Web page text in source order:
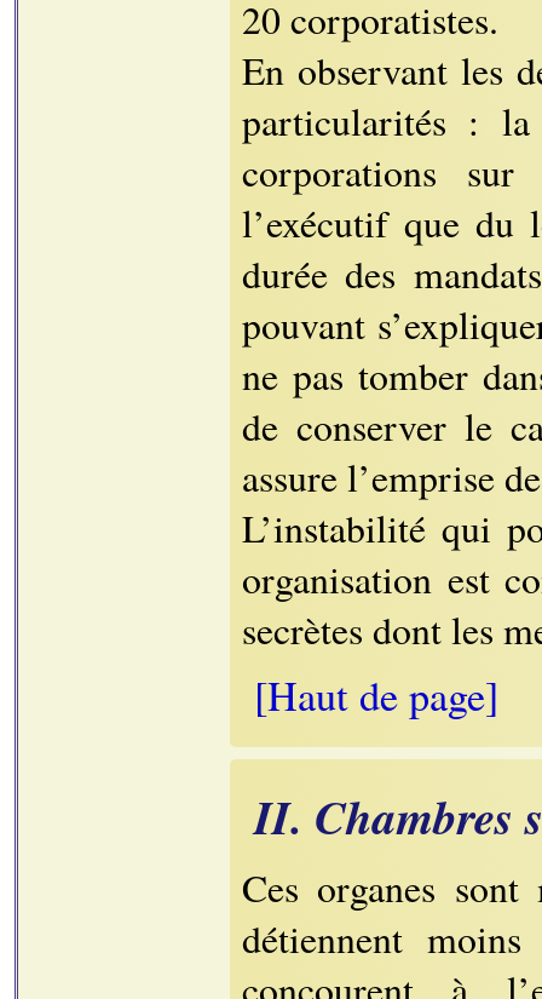
20 corporatistes.
En observant les
particularités : la
corporations
l’exécutif que du
durée des
pouvant
ne pas tomber
de conserver le
assure l’emprise
L’instabilité qui
organisation est
secrètes dont les
[Haut de page]
II. Chambres
Ces organes sont
détiennent